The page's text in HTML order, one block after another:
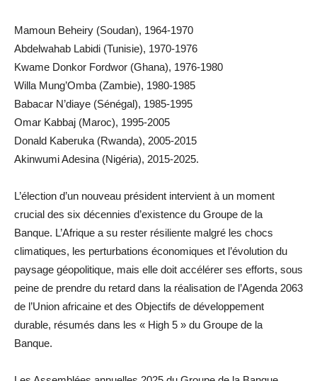
Mamoun Beheiry (Soudan), 1964-1970
Abdelwahab Labidi (Tunisie), 1970-1976
Kwame Donkor Fordwor (Ghana), 1976-1980
Willa Mung’Omba (Zambie), 1980-1985
Babacar N’diaye (Sénégal), 1985-1995
Omar Kabbaj (Maroc), 1995-2005
Donald Kaberuka (Rwanda), 2005-2015
Akinwumi Adesina (Nigéria), 2015-2025.
L’élection d’un nouveau président intervient à un moment
crucial des six décennies d’existence du Groupe de la
Banque. L’Afrique a su rester résiliente malgré les chocs
climatiques, les perturbations économiques et l’évolution du
paysage géopolitique, mais elle doit accélérer ses efforts, sous
peine de prendre du retard dans la réalisation de l’Agenda 2063
de l’Union africaine et des Objectifs de développement
durable, résumés dans les « High 5 » du Groupe de la
Banque.